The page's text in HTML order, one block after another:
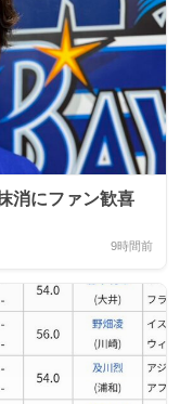
消にファン歓喜
9時間前